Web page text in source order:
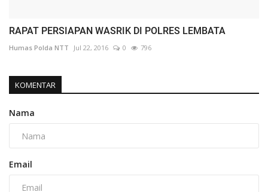
RAPAT PERSIAPAN WASRIK DI POLRES LEMBATA
Humas Polda NTT Jul 22, 2016 0 796
KOMENTAR
Nama
Email